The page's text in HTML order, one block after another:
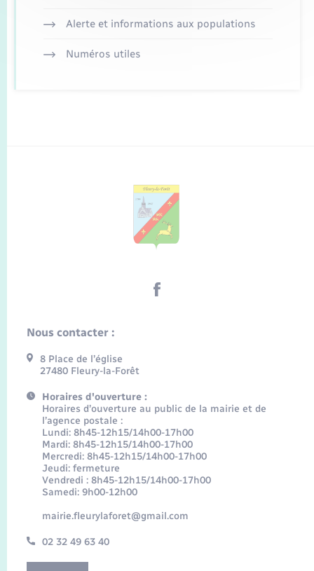
Alerte et informations aux populations
Numéros utiles
Nous contacter :
8 Place de l’église
27480 Fleury-la-Forêt
Horaires d'ouverture :
Horaires d’ouverture au public de la mairie et de
l’agence postale :
Lundi: 8h45-12h15/14h00-17h00
Mardi: 8h45-12h15/14h00-17h00
Mercredi: 8h45-12h15/14h00-17h00
Jeudi: fermeture
Vendredi : 8h45-12h15/14h00-17h00
Samedi: 9h00-12h00
mairie.fleurylaforet@gmail.com
02 32 49 63 40